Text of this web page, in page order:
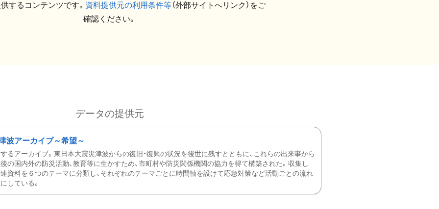
するコンテンツです。 資料提供元の利用条件等（外部サイトへリンク）をご
確認ください。
データの提供元
波アーカイブ～希望～
るアーカイブ。東日本大震災津波からの復旧・復興の状況を後世に残すとともに、これらの出来事から
の国内外の防災活動、教育等に生かすため、市町村や防災関係機関の協力を得て構築された。収集し
資料を６つのテーマに分類し、それぞれのテーマごとに時間軸を設けて応急対策など活動ごとの流れ
している。